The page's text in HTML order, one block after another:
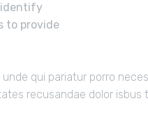
identify
to provide
qui pariatur porro
recusandae dolor